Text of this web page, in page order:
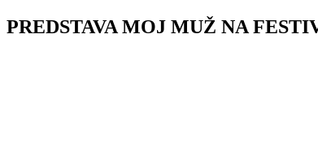
PREDSTAVA MOJ MUŽ NA